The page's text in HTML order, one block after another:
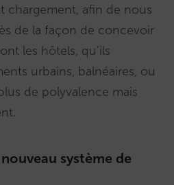
chargement, afin de nous
de la façon de concevoir
les hôtels, qu’ils
urbains, balnéaires, ou
de polyvalence mais
système de